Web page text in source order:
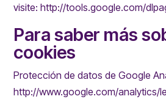
visite: http://tools.google.com/
Para saber más
cookies
Protección de datos de Google
http://www.google.com/analytics/